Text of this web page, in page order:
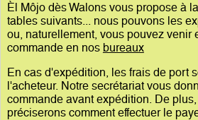
Èl Môjo dès Walons vous propose à
tables suivants... nous pouvons les
ou, naturellement, vous pouvez venir
commande en nos bureaux
En cas d'expédition, les frais de port
l'acheteur. Notre secrétariat vous
commande avant expédition. De
préciserons comment effectuer le